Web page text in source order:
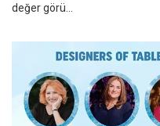
değer görü...